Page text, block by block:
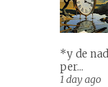
*y de
per...
1 day ago